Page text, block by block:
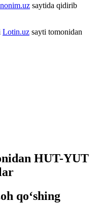
saytida qidirib
Lotin.uz sayti tomonidan
HUT-YUT
qo‘shing